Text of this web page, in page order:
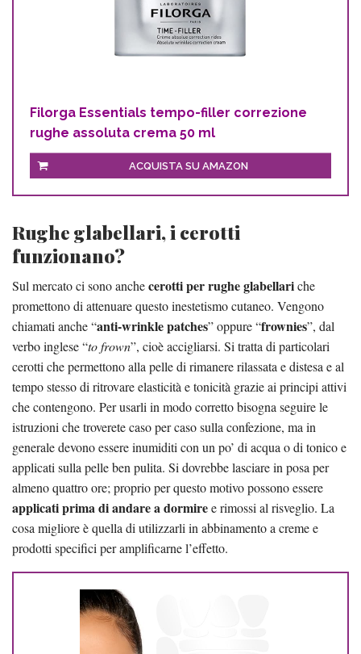
Filorga Essentials tempo-filler correzione
rughe assoluta crema 50 ml
ACQUISTA SU AMAZON
Rughe glabellari, i cerotti
funzionano?
Sul mercato ci sono anchecerotti per rughe glabellariche
promettono di attenuare questo inestetismo cutaneo. Vengono
chiamati anche “anti-wrinkle patches” oppure “frownies”, dal
verbo inglese “to frown”, cioè accigliarsi. Si tratta di particolari
cerotti che permettono alla pelle di rimanere rilassata e distesa e al
tempo stesso di ritrovare elasticità e tonicità grazie ai principi attivi
che contengono. Per usarli in modo corretto bisogna seguire le
istruzioni che troverete caso per caso sulla confezione, ma in
generale devono essere inumiditi con un po’ di acqua o di tonico e
applicati sulla pelle ben pulita. Si dovrebbe lasciare in posa per
almeno quattro ore; proprio per questo motivo possono essere
applicati prima di andare a dormiree rimossi al risveglio. La
cosa migliore è quella di utilizzarli in abbinamento a creme e
prodotti specifici per amplificarne l’effetto.